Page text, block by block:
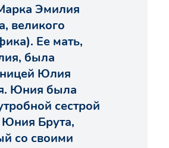
Эмилия
великого
Ее мать,
была
Юлия
Юния была
сестрой
Брута,
со своими